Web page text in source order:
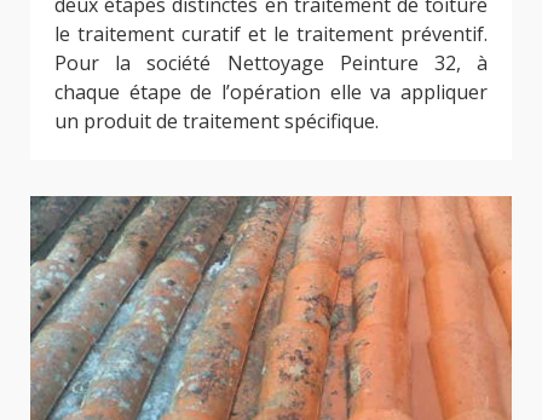
le traitement curatif et le traitement préventif.
Pour la société Nettoyage Peinture 32, à
chaque étape de l’opération elle va appliquer
un produit de traitement spécifique.